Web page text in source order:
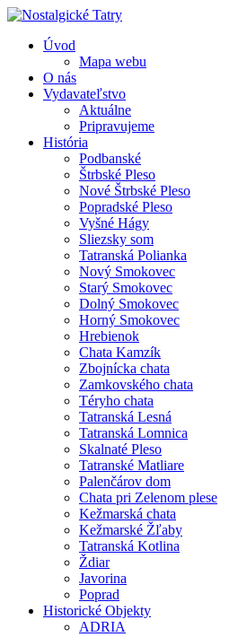
Úvod
Mapa webu
O nás
Vydavateľstvo
Aktuálne
Pripravujeme
História
Podbanské
Štrbské Pleso
Nové Štrbské Pleso
Popradské Pleso
Vyšné Hágy
Sliezsky som
Tatranská Polianka
Nový Smokovec
Starý Smokovec
Dolný Smokovec
Horný Smokovec
Hrebienok
Chata Kamzík
Zbojnícka chata
Zamkovského chata
Téryho chata
Tatranská Lesná
Tatranská Lomnica
Skalnaté Pleso
Tatranské Matliare
Palenčárov dom
Chata pri Zelenom plese
Kežmarská chata
Kežmarské Žľaby
Tatranská Kotlina
Ždiar
Javorina
Poprad
Historické Objekty
ADRIA